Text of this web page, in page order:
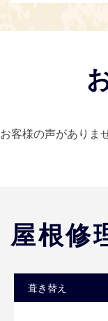
お客様の声がありま
屋根修
葺き替え